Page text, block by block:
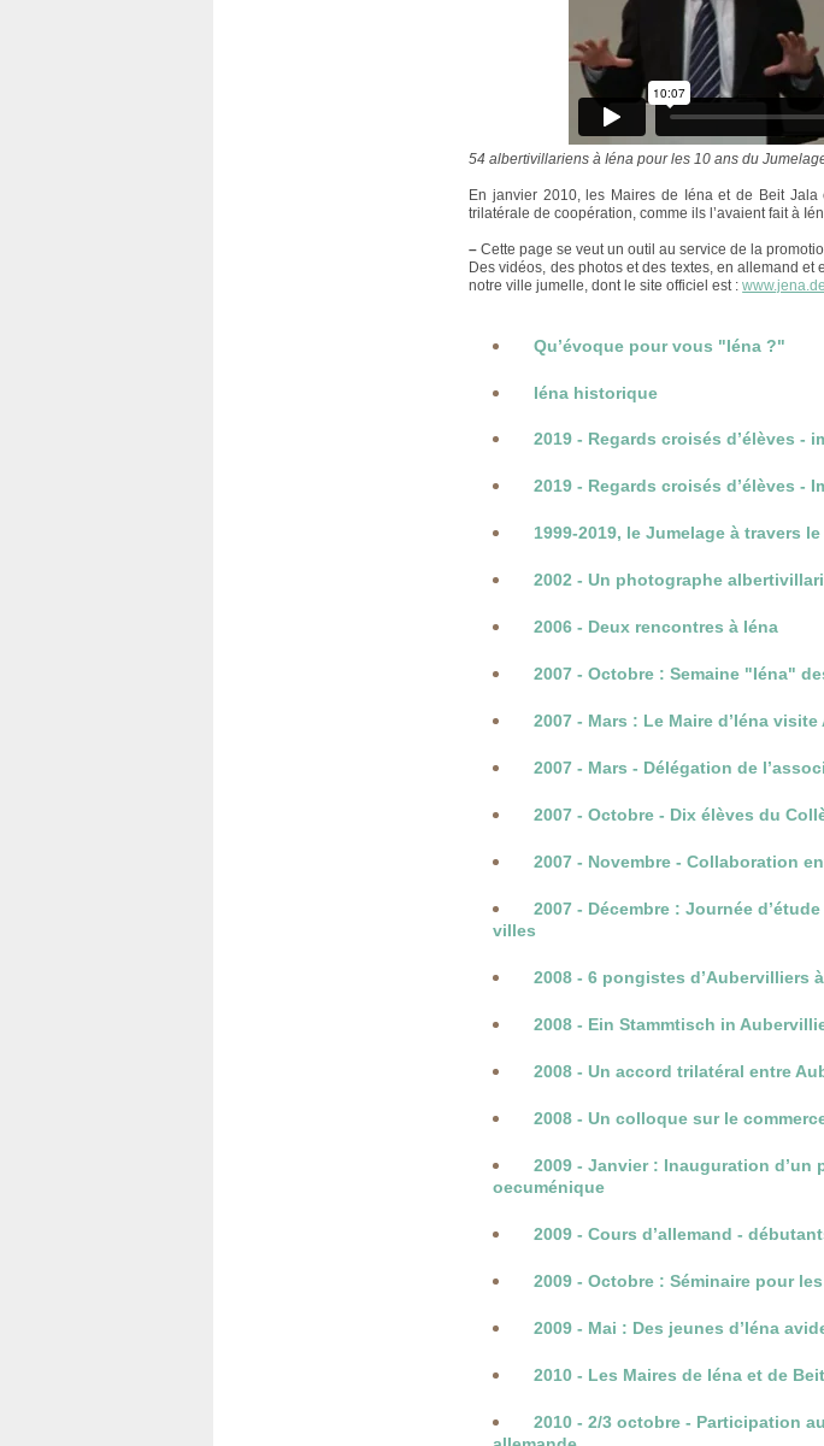
54 albertivillariens à Iéna pour les 10 ans du
En janvier 2010, les Maires de Iéna et de Beit
trilatérale de coopération, comme ils l’avaient fait à
– Cette page se veut un outil au service de la
Des vidéos, des photos et des textes, en allemand
notre ville jumelle, dont le site officiel est :www.jena.de
Qu’évoque pour vous "Iéna ?"
Iéna historique
2019 - Regards croisés d’élèves -
2019 - Regards croisés d’élèves -
1999-2019, le Jumelage à travers
2002 - Un photographe
2006 - Deux rencontres à Iéna
2007 - Octobre : Semaine "Iéna"
2007 - Mars : Le Maire d’Iéna
2007 - Mars - Délégation de
2007 - Octobre - Dix élèves du
2007 - Novembre - Collaboration
2007 - Décembre : Journée
villes
2008 - 6 pongistes d’Aubervilliers
2008 - Ein Stammtisch in
2008 - Un accord trilatéral entre
2008 - Un colloque sur le
2009 - Janvier : Inauguration
oecuménique
2009 - Cours d’allemand -
2009 - Octobre : Séminaire pour
2009 - Mai : Des jeunes d’Iéna
2010 - Les Maires de Iéna et de
2010 - 2/3 octobre - Participation